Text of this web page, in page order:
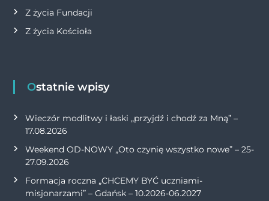
Z życia Fundacji
Z życia Kościoła
Ostatnie wpisy
Wieczór modlitwy i łaski „przyjdź i chodź za Mną” –
17.08.2026
Weekend OD-NOWY „Oto czynię wszystko nowe” – 25-
27.09.2026
Formacja roczna „CHCEMY BYĆ uczniami-
misjonarzami” – Gdańsk – 10.2026-06.2027